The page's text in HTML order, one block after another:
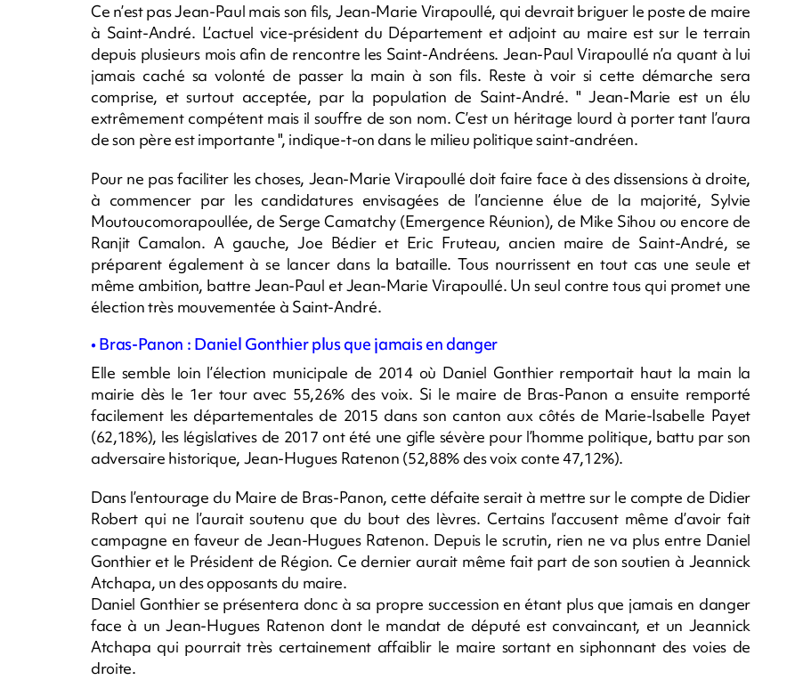
Ce n’est pas Jean-Paul mais son fils, Jean-Marie Virapoullé, qui devrait briguer le poste de maire
à Saint-André. L’actuel vice-président du Département et adjoint au maire est sur le terrain
depuis plusieurs mois afin de rencontre les Saint-Andréens. Jean-Paul Virapoullé n’a quant à lui
jamais caché sa volonté de passer la main à son fils. Reste à voir si cette démarche sera
comprise, et surtout acceptée, par la population de Saint-André. " Jean-Marie est un élu
extrêmement compétent mais il souffre de son nom. C’est un héritage lourd à porter tant l’aura
de son père est importante ", indique-t-on dans le milieu politique saint-andréen.
Pour ne pas faciliter les choses, Jean-Marie Virapoullé doit faire face à des dissensions à droite,
à commencer par les candidatures envisagées de l’ancienne élue de la majorité, Sylvie
Moutoucomorapoullée, de Serge Camatchy (Emergence Réunion), de Mike Sihou ou encore de
Ranjit Camalon. A gauche, Joe Bédier et Eric Fruteau, ancien maire de Saint-André, se
préparent également à se lancer dans la bataille. Tous nourrissent en tout cas une seule et
même ambition, battre Jean-Paul et Jean-Marie Virapoullé. Un seul contre tous qui promet une
élection très mouvementée à Saint-André.
• Bras-Panon : Daniel Gonthier plus que jamais en danger
Elle semble loin l’élection municipale de 2014 où Daniel Gonthier remportait haut la main la
mairie dès le 1er tour avec 55,26% des voix. Si le maire de Bras-Panon a ensuite remporté
facilement les départementales de 2015 dans son canton aux côtés de Marie-Isabelle Payet
(62,18%), les législatives de 2017 ont été une gifle sévère pour l’homme politique, battu par son
adversaire historique, Jean-Hugues Ratenon (52,88% des voix conte 47,12%).
Dans l’entourage du Maire de Bras-Panon, cette défaite serait à mettre sur le compte de Didier
Robert qui ne l’aurait soutenu que du bout des lèvres. Certains l’accusent même d’avoir fait
campagne en faveur de Jean-Hugues Ratenon. Depuis le scrutin, rien ne va plus entre Daniel
Gonthier et le Président de Région. Ce dernier aurait même fait part de son soutien à Jeannick
Atchapa, un des opposants du maire.
Daniel Gonthier se présentera donc à sa propre succession en étant plus que jamais en danger
face à un Jean-Hugues Ratenon dont le mandat de député est convaincant, et un Jeannick
Atchapa qui pourrait très certainement affaiblir le maire sortant en siphonnant des voies de
droite.